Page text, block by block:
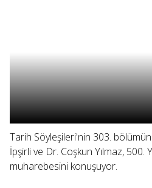
Tarih Söyleşileri'nin 303.
İpşirli ve Dr. Coşkun Yılmaz, 500.
muharebesini konuşuyor.